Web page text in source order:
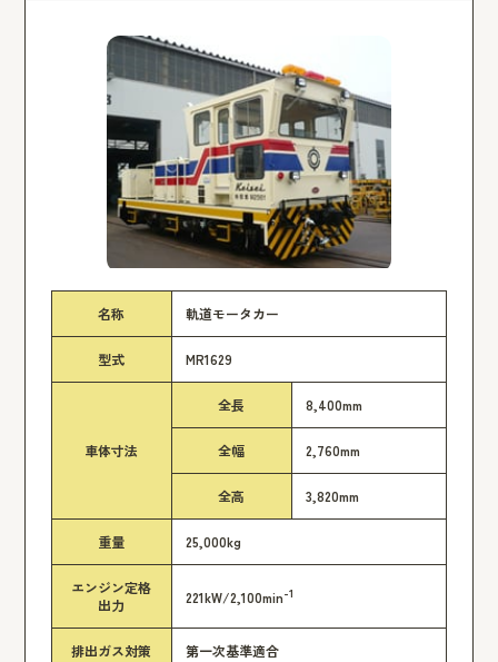
名称 軌道モータカー
型式 MR1629
車体寸法
全長 8,400mm
全幅 2,760mm
全高 3,820mm
重量 25,000kg
エンジン定格
出力
221kW/2,100min-1
排出ガス対策 第一次基準適合